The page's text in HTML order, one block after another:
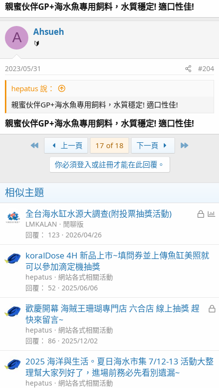
親蜜伙伴GP+海水魚專用飼料，水質穩定! 適口性佳!
A Ahsueh
🔰
2023/05/31 #204
hepatus 說：
親蜜伙伴GP+海水魚專用飼料，水質穩定! 適口性佳!
親蜜伙伴GP+海水魚專用飼料，水質穩定! 適口性佳!
First 上一頁 17 of 18 下一頁
你必須登入或註冊才能在此回覆。
相似主題
已
全台海水缸水源大調查(附投票抽獎活動)
LMKALAN
閒聊版
回覆
123 2026/04/26
koralDose 4H 新品上市~填問券並上傳魚缸美照就
可以參加滴定機抽獎
hepatus
網站各式相關活動
回覆
52 2025/06/06
歡慶開幕 海賊王珊瑚專門店 六合店 線上抽獎 趕
快來留言~
hepatus
網站各式相關活動
回覆
86 2025/12/02
2025 海洋與生活。夏日海水市集 7/12-13 活動大整
理幫大家列好了，進場前務必先看別遺漏~
hepatus
網站各式相關活動